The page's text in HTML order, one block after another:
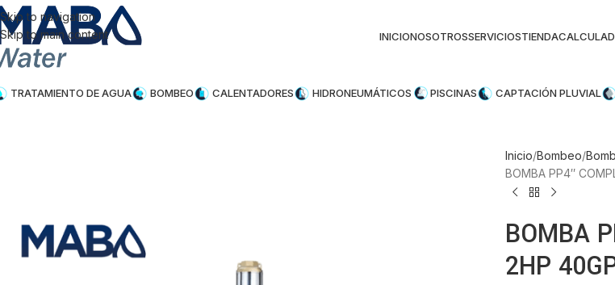
Skip to navigation
Skip to main content
INICIONOSOTROSSERVICIOSTIENDA
TRATAMIENTO DE AGUA BOMBEO CALENTADORES HIDRONEUMÁTICOS PISCINAS CAPTACIÓN PLUVIAL
Inicio Bombeo
BOMBA PP4″
BOMBA
2HP